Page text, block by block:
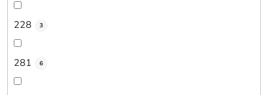
228 3
281 6